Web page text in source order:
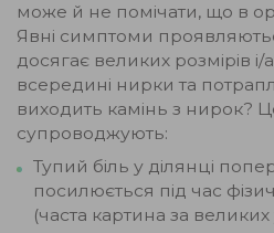
може й не помічати, що в
Явні симптоми
досягає великих розмірів
всередині нирки та
виходить камінь з нирок?
супроводжують:
Тупий біль у ділянці
посилюється під час
(часта картина за